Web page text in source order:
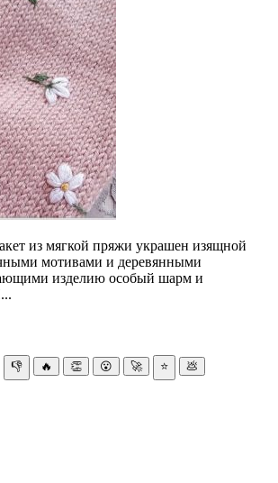
из мягкой пряжи украшен изящной
мотивами и деревянными
изделию особый шарм и
👎 🔥 👏 😮 🚀 ⭐ 💩